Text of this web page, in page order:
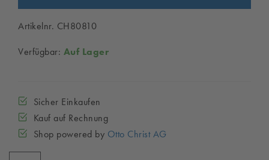
Artikelnr. CH80810
Verfügbar: Auf Lager
Sicher Einkaufen
Kauf auf Rechnung
Shop powered by Otto Christ AG